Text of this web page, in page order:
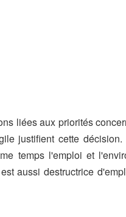
liées aux priorités
justifient cette
temps l'emploi et
aussi destructrice